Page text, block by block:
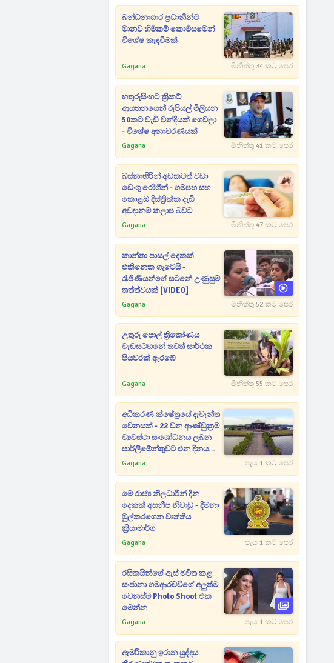
බන්ධනාගාර ප්‍රධානීන්ට
මානව හිමිකම් කොමිසමෙන්
විශේෂ කැඳවීමක්
Gagana මිනිත්තු 34 කට පෙර
හතුරුසිංහට ක්‍රිකට්
ආයතනයෙන් රුපියල් මිලියන
50කට වැඩි වන්දියක් ගෙවලා
- විශේෂ අනාවරණයක්
Gagana මිනිත්තු 41 කට පෙර
බස්නාහිරින් අඩකටත් වඩා
ඩෙංගු රෝගීන් - ගම්පහ සහ
කොළඹ දිස්ත්‍රික්ක දැඩි
අවදානම් කලාප බවට
Gagana මිනිත්තු 47 කට පෙර
කාන්තා පාසල් දෙකක්
එකිනෙක ගැටෙයි -
රැජිණියන්ගේ සටනේ උණුසුම්
තත්ත්වයක් [VIDEO]
Gagana මිනිත්තු 52 කට පෙර
උතුරු පොල් ත්‍රිකෝණය
වැඩසටහනේ තවත් සාර්ථක
පියවරක් ඇරඹේ
Gagana මිනිත්තු 55 කට පෙර
අධිකරණ ක්ෂේත්‍රයේ දැවැන්ත
වෙනසක් - 22 වන ආණ්ඩුක්‍රම
ව්‍යවස්ථා සංශෝධනය ලබන
පාර්ලිමේන්තුවට එන දිනය
මෙන්න
Gagana පැය 1 කට පෙර
මේ රාජ්‍ය නිලධාරීන් දින
දෙකක් අසනීප නිවාඩු - දීමනා
මුල්කරගෙන වෘත්තීය
ක්‍රියාමාර්ග
Gagana පැය 1 කට පෙර
රසිකයින්ගේ ඇස් මවිත කළ
සංජානා ගමආරච්චිගේ අලුත්ම
වෙනස්ම Photo Shoot එක
මෙන්න
Gagana පැය 1 කට පෙර
ඇමරිකානු ඉරාන යුද්දය